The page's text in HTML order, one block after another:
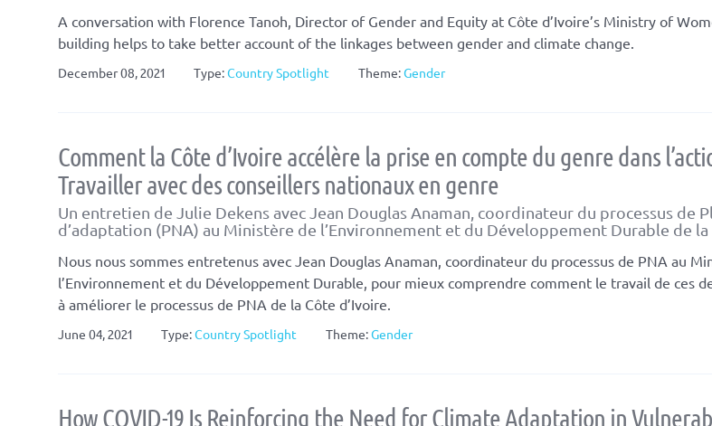
A conversation with Florence Tanoh, Director of Gender and Equity at Côte d’Ivoire’s Ministry of
building helps to take better account of the linkages between gender and climate change.
December 08, 2021 Type:Country Spotlight Theme:Gender
Comment la Côte d’Ivoire accélère la prise en compte du genre dans
Travailler avec des conseillers nationaux en genre
Un entretien de Julie Dekens avec Jean Douglas Anaman, coordinateur du processus de
d’adaptation (PNA) au Ministère de l’Environnement et du Développement Durable de la
Nous nous sommes entretenus avec Jean Douglas Anaman, coordinateur du processus de PNA au
l’Environnement et du Développement Durable, pour mieux comprendre comment le travail de ces
à améliorer le processus de PNA de la Côte d’Ivoire.
June 04, 2021 Type:Country Spotlight Theme:Gender
How COVID-19 Is Reinforcing the Need for Climate Adaptation in